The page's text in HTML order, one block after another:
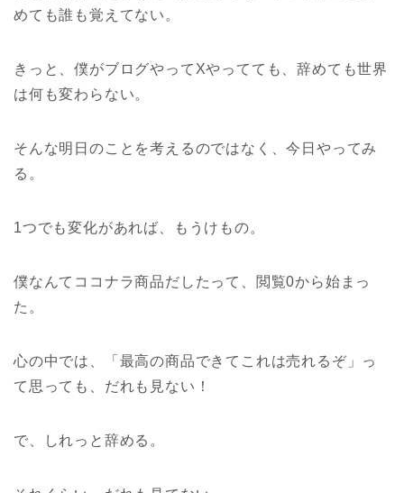
めても誰も覚えてない。
きっと、僕がブログやってXやってても、辞めても世界
は何も変わらない。
そんな明日のことを考えるのではなく、今日やってみ
る。
1つでも変化があれば、もうけもの。
僕なんてココナラ商品だしたって、閲覧0から始まっ
た。
心の中では、「最高の商品できてこれは売れるぞ」っ
て思っても、だれも見ない！
で、しれっと辞める。